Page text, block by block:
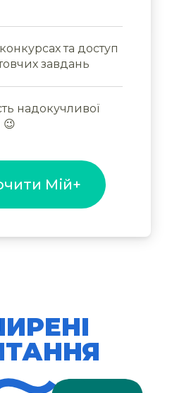
та доступ
завдань
надокучливої
Мій+